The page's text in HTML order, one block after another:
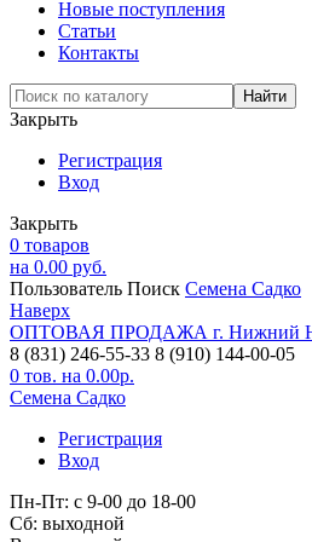
Новые поступления
Статьи
Контакты
Закрыть
Регистрация
Вход
Закрыть
0 товаров
на 0.00 руб.
Пользователь Поиск Семена Садко
Наверх
ОПТОВАЯ ПРОДАЖА г. Нижний
8 (831) 246-55-33 8 (910) 144-00-05
0 тов. на 0.00р.
Семена Садко
Регистрация
Вход
Пн-Пт: с 9-00 до 18-00
Cб: выходной